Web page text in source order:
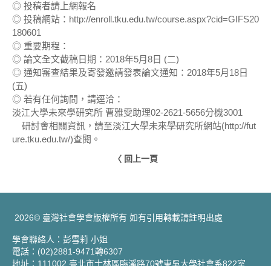
◎ 投稿者請上網報名
◎ 投稿網站：http://enroll.tku.edu.tw/course.aspx?cid=GIFS20
180601
◎ 重要期程：
◎ 論文全文截稿日期：2018年5月8日 (二)
◎ 通知審查結果及寄發邀請發表論文通知：2018年5月18日
(五)
◎ 若有任何詢問，請逕洽：
淡江大學未來學研究所 曹雅雯助理02-2621-5656分機3001
研討會相關資訊，請至淡江大學未來學研究所網站(http://fut
ure.tku.edu.tw/)查閱。
〈 回上一頁
2026© 臺灣社會學會版權所有 如有引用轉載請註明出處
學會聯絡人：彭雪莉 小姐
電話：(02)2881-9471轉6307
地址：111002 臺北市士林區臨溪路70號東吳大學社會系822室